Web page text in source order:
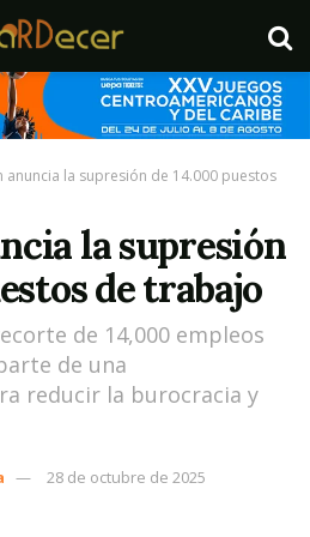
anuncia la supresión de 14.000 puestos
la supresión
de trabajo
de 14,000 empleos
de una
reducir la burocracia y
28 de octubre de 2025